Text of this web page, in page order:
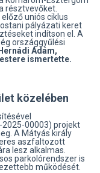
résztvevőket.
uniós ciklus
pályázati keret
indítson el. A
országgyűlési
Ádám,
ismertette.
közelében
2025-00003) projekt
A Mátyás király
aszfaltozott
lesz alkalmas.
parkolórendszer is
működését.